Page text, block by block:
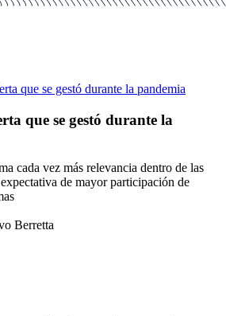
que se gestó durante la pandemia
que se gestó durante la
cada vez más relevancia dentro de las
de mayor participación de
Berretta